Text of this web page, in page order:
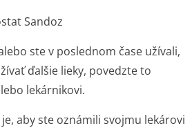
Sandoz
ste v poslednom čase užívali,
ďalšie lieky, povedzte to
lekárnikovi.
aby ste oznámili svojmu lekárovi